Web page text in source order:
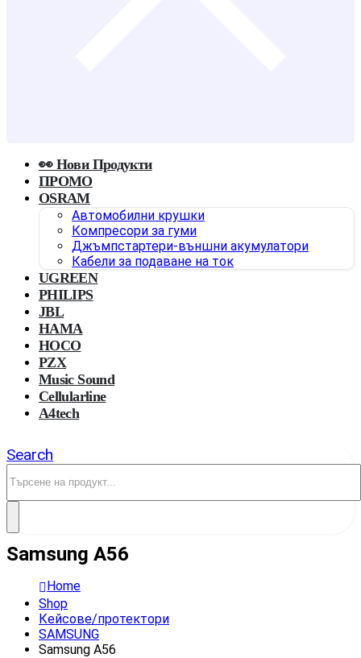
👀 Нови Продукти
ПРОМО
OSRAM
Автомобилни крушки
Компресори за гуми
Джъмпстартери-външни акумулатори
Кабели за подаване на ток
UGREEN
PHILIPS
JBL
HAMA
HOCO
PZX
Music Sound
Cellularline
A4tech
Search
Samsung A56
Home
Shop
Кейсове/протектори
SAMSUNG
Samsung A56